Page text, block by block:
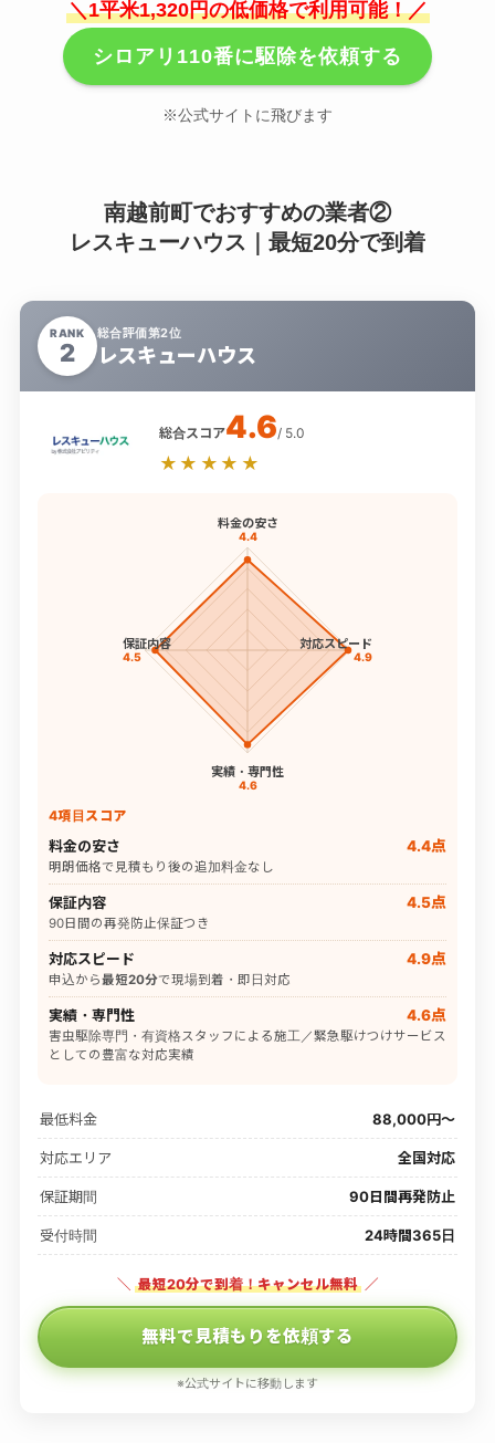
＼1平米1,320円の低価格で利用可能！／
シロアリ110番に駆除を依頼する
※公式サイトに飛びます
南越前町でおすすめの業者②
レスキューハウス｜最短20分で到着
RANK
2
総合評価第2位
レスキューハウス
総合スコア4.6/ 5.0
★★★★★
料金の安さ
4.4
対応スピード
4.9
実績・専門性
4.6
保証内容
4.5
4項目スコア
料金の安さ 4.4点
明朗価格で見積もり後の追加料金なし
保証内容 4.5点
90日間の再発防止保証つき
対応スピード 4.9点
申込から最短20分で現場到着・即日対応
実績・専門性 4.6点
害虫駆除専門・有資格スタッフによる施工／緊急駆けつけサービス
としての豊富な対応実績
最低料金 88,000円〜
対応エリア 全国対応
保証期間 90日間再発防止
受付時間 24時間365日
＼ 最短20分で到着！キャンセル無料 ／
無料で見積もりを依頼する
※公式サイトに移動します